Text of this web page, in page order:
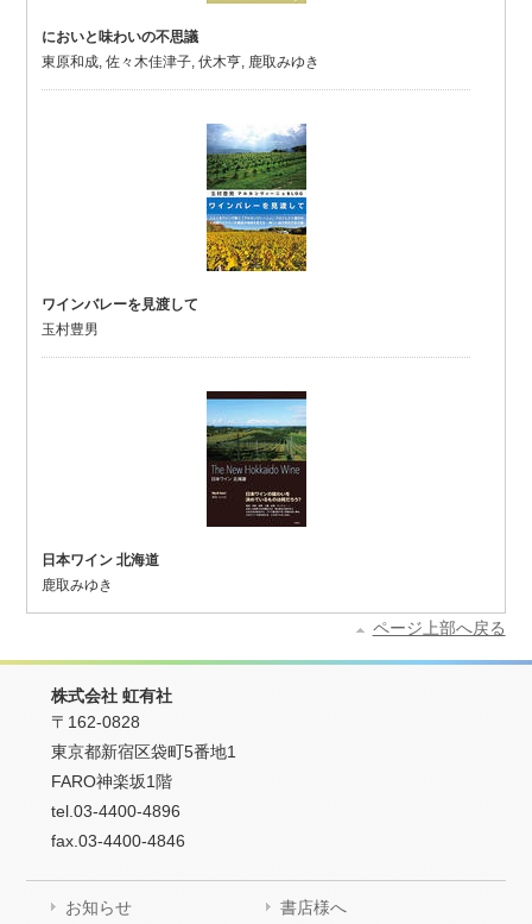
においと味わいの不思議
東原和成, 佐々木佳津子, 伏木亨, 鹿取みゆき
ワインバレーを見渡して
玉村豊男
日本ワイン 北海道
鹿取みゆき
ページ上部へ戻る
株式会社 虹有社
〒162-0828
東京都新宿区袋町5番地1
FARO神楽坂1階
tel.03-4400-4896
fax.03-4400-4846
お知らせ 書店様へ